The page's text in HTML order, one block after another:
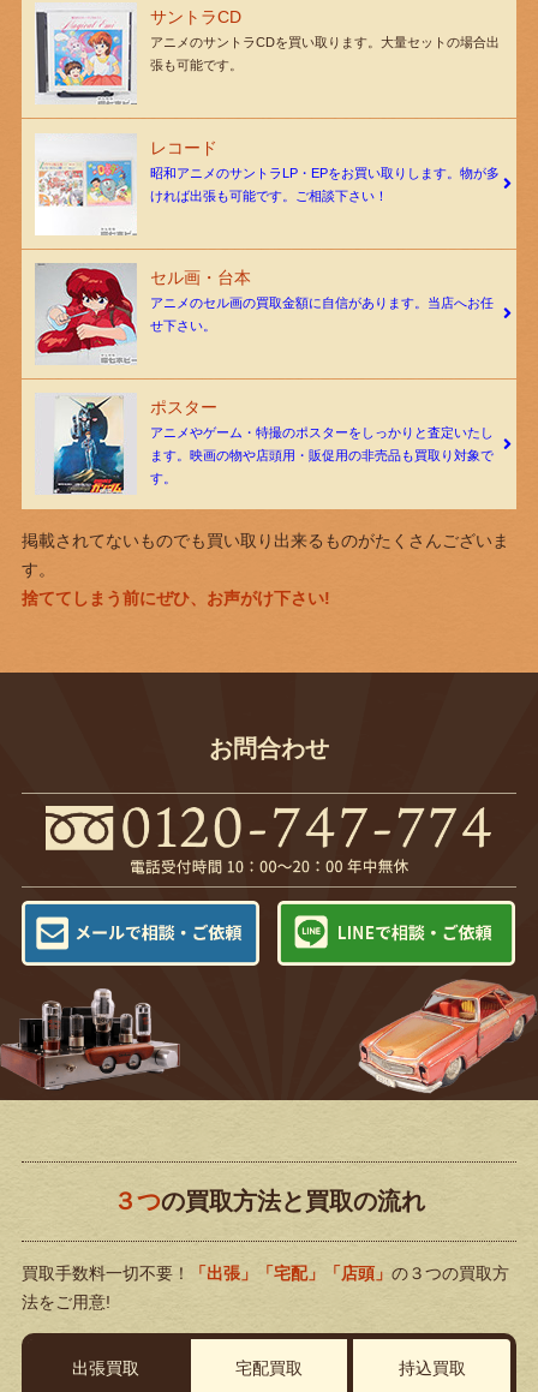
サントラCD
アニメのサントラCDを買い取ります。大量セットの場合出
張も可能です。
レコード
昭和アニメのサントラLP・EPをお買い取りします。物が多
ければ出張も可能です。ご相談下さい！
セル画・台本
アニメのセル画の買取金額に自信があります。当店へお任
せ下さい。
ポスター
アニメやゲーム・特撮のポスターをしっかりと査定いたし
ます。映画の物や店頭用・販促用の非売品も買取り対象で
す。
掲載されてないものでも買い取り出来るものがたくさんございま
す。
捨ててしまう前にぜひ、お声がけ下さい!
お問合わせ
３つの買取方法と買取の流れ
買取手数料一切不要！ 「出張」「宅配」「店頭」 の３つの買取方
法をご用意!
出張買取 宅配買取 持込買取